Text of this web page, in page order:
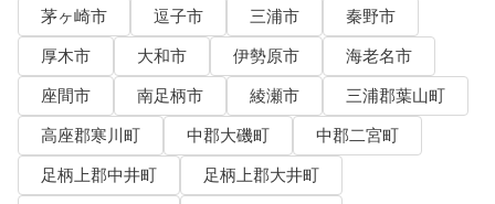
茅ヶ崎市
逗子市 三浦市
秦野市
厚木市
大和市 伊勢原市
海老名市
座間市
南足柄市 綾瀬市
三浦郡葉山町
高座郡寒川町
中郡大磯町
中郡二宮町
足柄上郡中井町
足柄上郡大井町